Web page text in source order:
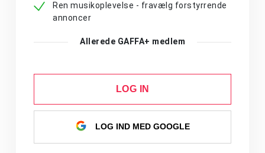
Ren musikoplevelse - fravælg forstyrrende
annoncer
Allerede GAFFA+ medlem
LOG IN
LOG IND MED GOOGLE